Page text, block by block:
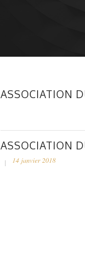
ASSOCIATION
ASSOCIATION
14 janvier 2018